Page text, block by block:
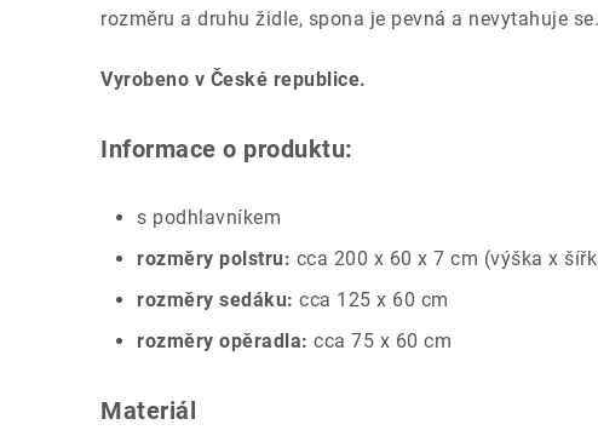
rozměru a druhu židle, spona je pevná a nevytahuje
Vyrobeno v České republice.
Informace o produktu:
s podhlavníkem
rozměry polstru: cca 200 x 60 x 7 cm (výška x
rozměry sedáku: cca 125 x 60 cm
rozměry opěradla: cca 75 x 60 cm
Materiál